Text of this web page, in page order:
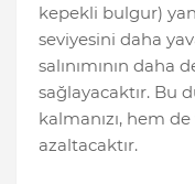
kepekli bulgur)
seviyesini daha
salınımının daha
sağlayacaktır. Bu
kalmanızı, hem
azaltacaktır.